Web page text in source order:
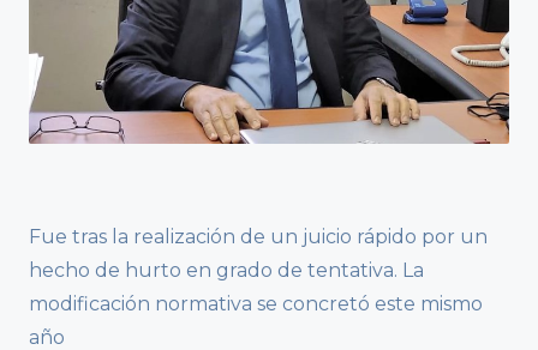
Fue tras la realización de un juicio rápido por un
hecho de hurto en grado de tentativa. La
modificación normativa se concretó este mismo
año